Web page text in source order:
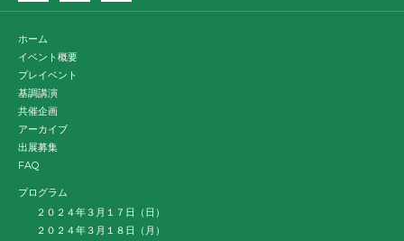
ホーム
イベント概要
プレイベント
基調講演
共催企画
アーカイブ
出展募集
FAQ
プログラム
２０２４年３月１７日（日）
２０２４年３月１８日（月）